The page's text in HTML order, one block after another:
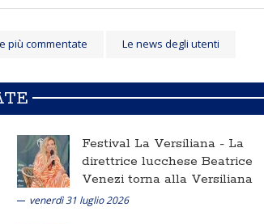
più commentate Le news degli utenti
Festival La Versiliana - La
direttrice lucchese Beatrice
Venezi torna alla Versiliana
venerdì 31 luglio 2026